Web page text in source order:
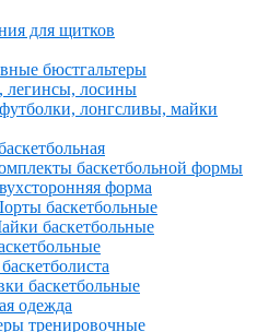
для щитков
бюстгальтеры
легинсы, лосины
лонгсливы, майки
баскетбольной формы
форма
баскетбольные
баскетбольные
баскетбольные
одежда
тренировочные